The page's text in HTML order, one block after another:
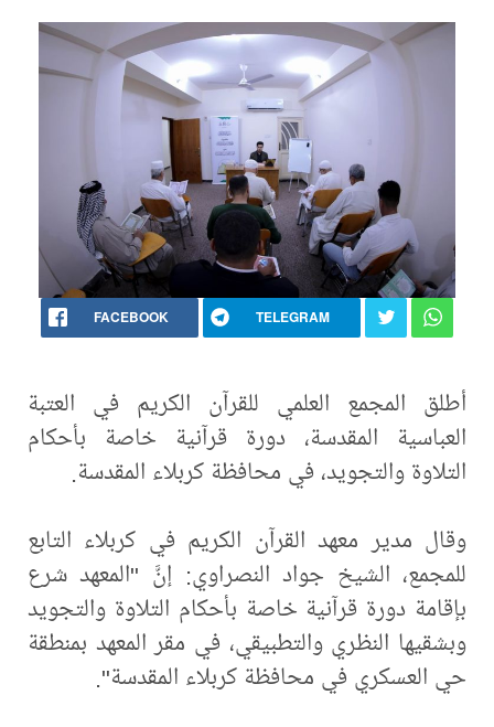
FACEBOOK TELEGRAM
أطلق المجمع العلمي للقرآن الكريم في العتبة
العباسية المقدسة، دورة قرآنية خاصة بأحكام
التلاوة والتجويد، في محافظة كربلاء المقدسة.
وقال مدير معهد القرآن الكريم في كربلاء التابع
للمجمع، الشيخ جواد النصراوي: إنَّ "المعهد شرع
بإقامة دورة قرآنية خاصة بأحكام التلاوة والتجويد
وبشقيها النظري والتطبيقي، في مقر المعهد بمنطقة
حي العسكري في محافظة كربلاء المقدسة".